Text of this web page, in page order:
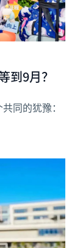
到9月？
同的犹豫：